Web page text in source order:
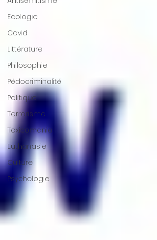
Ecologie
Covid
Littérature
Philosophie
Pédocriminalité
Politique
Terrorisme
Toxicomanie
Euthanasie
Culture
Psychologie